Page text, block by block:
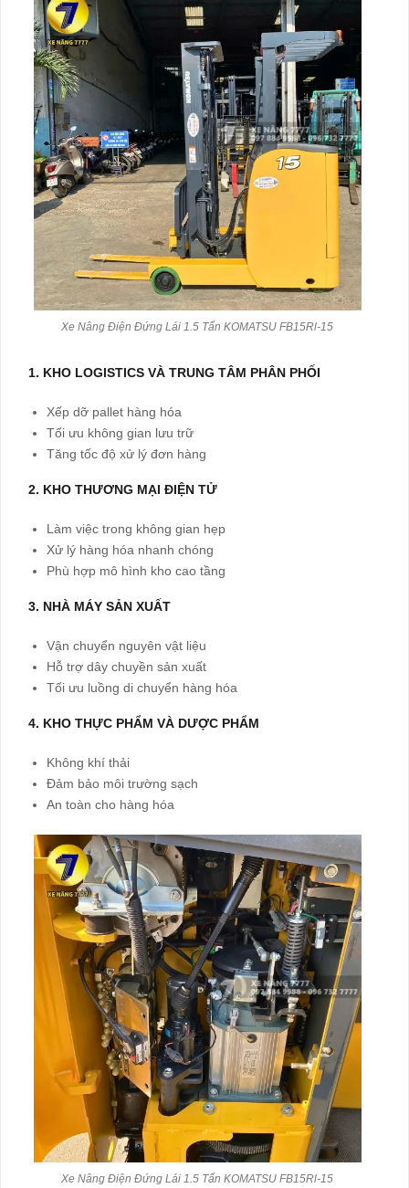
Xe Nâng Điện Đứng Lái 1.5 Tấn KOMATSU FB15Rl-15
1. KHO LOGISTICS VÀ TRUNG TÂM PHÂN PHỐI
Xếp dỡ pallet hàng hóa
Tối ưu không gian lưu trữ
Tăng tốc độ xử lý đơn hàng
2. KHO THƯƠNG MẠI ĐIỆN TỬ
Làm việc trong không gian hẹp
Xử lý hàng hóa nhanh chóng
Phù hợp mô hình kho cao tầng
3. NHÀ MÁY SẢN XUẤT
Vận chuyển nguyên vật liệu
Hỗ trợ dây chuyền sản xuất
Tối ưu luồng di chuyển hàng hóa
4. KHO THỰC PHẨM VÀ DƯỢC PHẨM
Không khí thải
Đảm bảo môi trường sạch
An toàn cho hàng hóa
Xe Nâng Điện Đứng Lái 1.5 Tấn KOMATSU FB15Rl-15